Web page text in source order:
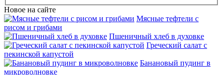
Новое на сайте
Мясные тефтели с
рисом и грибами
Пшеничный хлеб в духовке
Греческий салат с
пекинской капустой
Банановый пудинг в
микроволновке